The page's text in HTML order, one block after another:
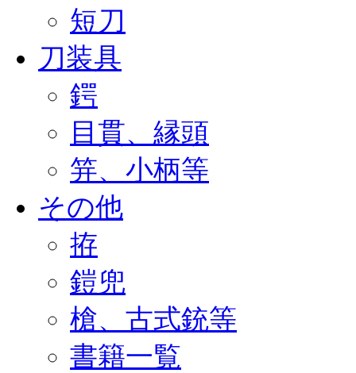
短刀
刀装具
鍔
目貫、縁頭
笄、小柄等
その他
拵
鎧兜
槍、古式銃等
書籍一覧